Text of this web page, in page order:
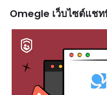
Omegle เว็บไซต์แช